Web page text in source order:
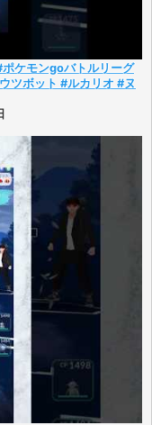
ケモンgoバトルリーグ
ツボット #ルカリオ #ヌ